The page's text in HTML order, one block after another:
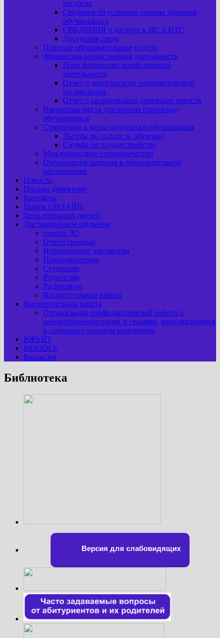
ресурсах
Сведения об условиях охраны здоровья
обучающихся
СВЕДЕНИЯ о доступе к ИС и ИТС
Доступная среда
Платные образовательные услуги
Финансово-хозяйственная деятельность
План финансово-хозяйственной
деятельности
Отчет о деятельности некоммерческой
организации
Отчет о расходовании денежных средств
Вакантные места для приема (перевода)
обучающихся
Стипендии и меры поддержки обучающихся
Льготы по оплате за обучение
Служба по трудоустройству
Международное сотрудничество
Организация питания в образовательной
организации
Новости
Письмо директору
Контакты
Приём ОНЛАЙН
День открытых дверей
Дистанционное обучение
портал ДО
Ответственные
Нормативные документы
Преподавателям
Студентам
Родителям
Расписание
Воспитательная работа
Воспитательная работа
Организация профилактической работы с
несовершеннолетними и семьями, находившимися
в социально опасном положении
ЮРАЙТ
MOODLE
Вакансии
Библиотека
Версия для слабовидящих